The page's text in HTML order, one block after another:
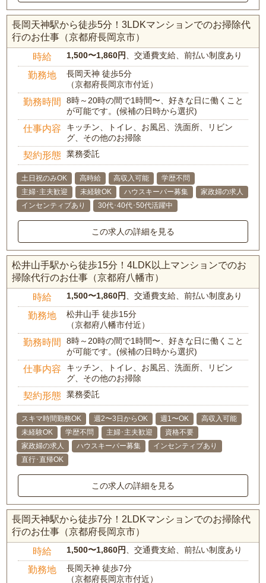
長岡天神駅から徒歩5分！3LDKマンションでのお掃除代
行のお仕事（京都府長岡京市）
時給 1,500〜1,860円 、交通費支給、前払い制度あり
勤務地
長岡天神 徒歩5分
（京都府長岡京市付近）
勤務時間
8時～20時の間で1時間〜、好きな日に働くこと
が可能です。(候補の日時から選択)
仕事内容
キッチン、トイレ、お風呂、洗面所、リビン
グ、その他のお掃除
契約形態 業務委託
土日祝のみOK 高時給 高収入可能
学歴不問
主婦･主夫歓迎
未経験OK ハウスキーパー募集
家政婦の求人
インセンティブあり
30代･40代･50代活躍中
この求人の詳細を見る
松井山手駅から徒歩15分！4LDK以上マンションでのお
掃除代行のお仕事（京都府八幡市）
時給 1,500〜1,860円 、交通費支給、前払い制度あり
勤務地
松井山手 徒歩15分
（京都府八幡市付近）
勤務時間
8時～20時の間で1時間〜、好きな日に働くこと
が可能です。(候補の日時から選択)
仕事内容
キッチン、トイレ、お風呂、洗面所、リビン
グ、その他のお掃除
契約形態 業務委託
スキマ時間勤務OK 週2〜3日からOK 週1〜OK
高収入可能
未経験OK
学歴不問 主婦･主夫歓迎
資格不要
家政婦の求人
ハウスキーパー募集
インセンティブあり
直行･直帰OK
この求人の詳細を見る
長岡天神駅から徒歩7分！2LDKマンションでのお掃除代
行のお仕事（京都府長岡京市）
時給 1,500〜1,860円 、交通費支給、前払い制度あり
勤務地
長岡天神 徒歩7分
（京都府長岡京市付近）